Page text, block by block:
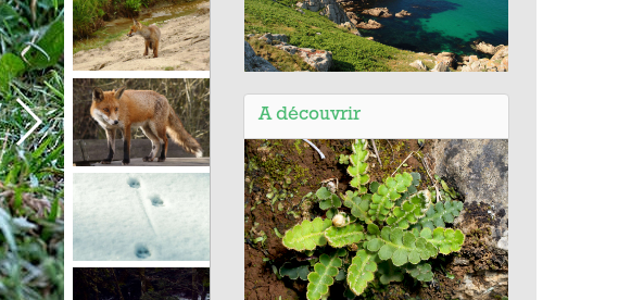
réserve du Cap Sizun
A découvrir